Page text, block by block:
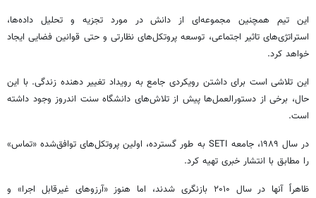
این تیم همچنین مجموعه‌ای از دانش در مورد تجزیه و تحلیل داده‌ها،
استراتژی‌های تاثیر اجتماعی، توسعه پروتکل‌های نظارتی و حتی قوانین فضایی ایجاد
خواهد کرد.
این تلاشی است برای داشتن رویکردی جامع به رویداد تغییر دهنده زندگی. با این
حال، برخی از دستورالعمل‌ها پیش از تلاش‌های دانشگاه سنت اندروز وجود داشته
است.
در سال ۱۹۸۹، جامعه SETI به طور گسترده، اولین پروتکل‌های توافق‌شده «تماس»
را مطابق با انتشار خبری تهیه کرد.
ظاهراً آنها در سال ۲۰۱۰ بازنگری شدند، اما هنوز «آرزوهای غیرقابل اجرا» و